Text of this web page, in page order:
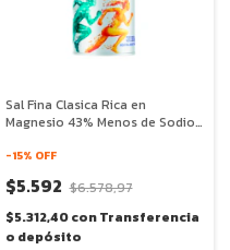
Sal Fina Clasica Rica en
Magnesio 43% Menos de Sodio
-15% OFF
$5.592 $6.578,97
$5.312,40conTransferencia
o depósito